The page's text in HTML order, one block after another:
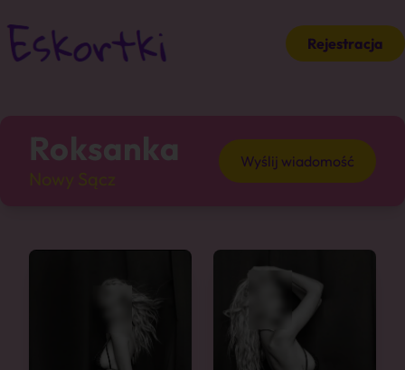
Rejestracja
Roksanka Wyślij wiadomość